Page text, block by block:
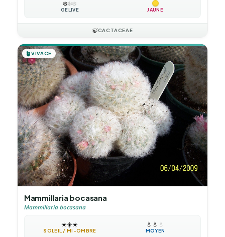
❄️❄️❄️
GÉLIVE JAUNE
🍃CACTACEAE
🪴VIVACE
Mammillaria bocasana
Mammillaria bocasana
☀️☀️☀️
SOLEIL / MI-OMBRE
💧 💧 💧
MOYEN